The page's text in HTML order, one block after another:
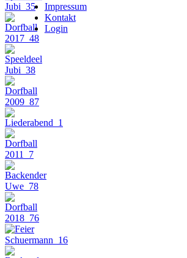
Impressum
Kontakt
Login